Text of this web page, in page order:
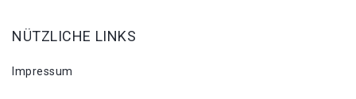
NÜTZLICHE LINKS
Impressum